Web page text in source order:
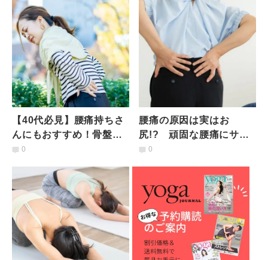
ッチ
【40代必見】腰痛持ちさ
んにもおすすめ！骨盤底
筋の筋肉量をキープする
0
腰痛の原因は実はお
尻!? 頑固な腰痛にサヨ
ナラ！お尻をほぐす【ベ
0